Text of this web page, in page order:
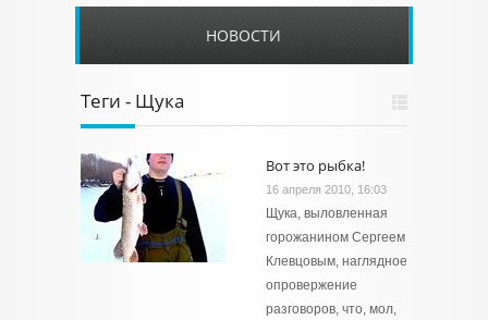
НОВОСТИ
Теги - Щука
Вот это рыбка!
16 апреля 2010, 16:03
Щука, выловленная
горожанином Сергеем
Клевцовым, наглядное
опровержение
разговоров, что, мол,